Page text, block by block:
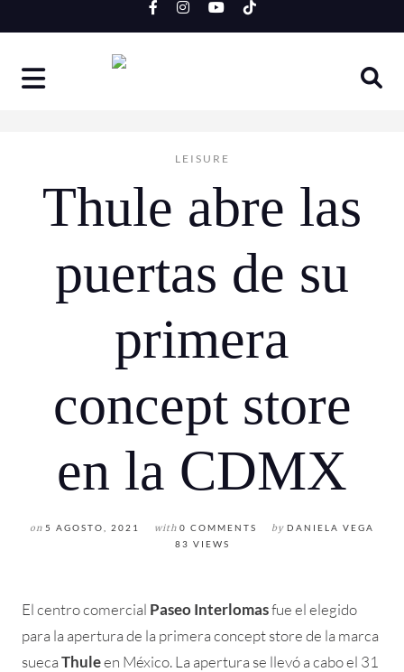
to
content
LEISURE
Thule abre las
puertas de su
primera
concept store
en la CDMX
on 5 AGOSTO, 2021 with 0 COMMENTS by DANIELA VEGA
83 VIEWS
El centro comercial Paseo Interlomasfue el elegido
para la apertura de la primera concept store de la marca
suecaThuleen México. La apertura se llevó a cabo el 31